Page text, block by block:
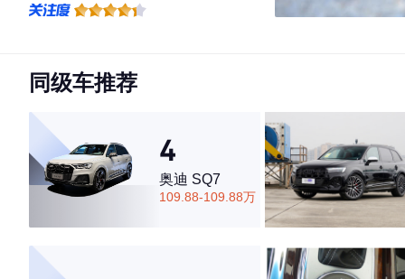
·空间表现一般，低于90%同级车
同级车推荐
4
奥迪 SQ7
109.88-109.88万